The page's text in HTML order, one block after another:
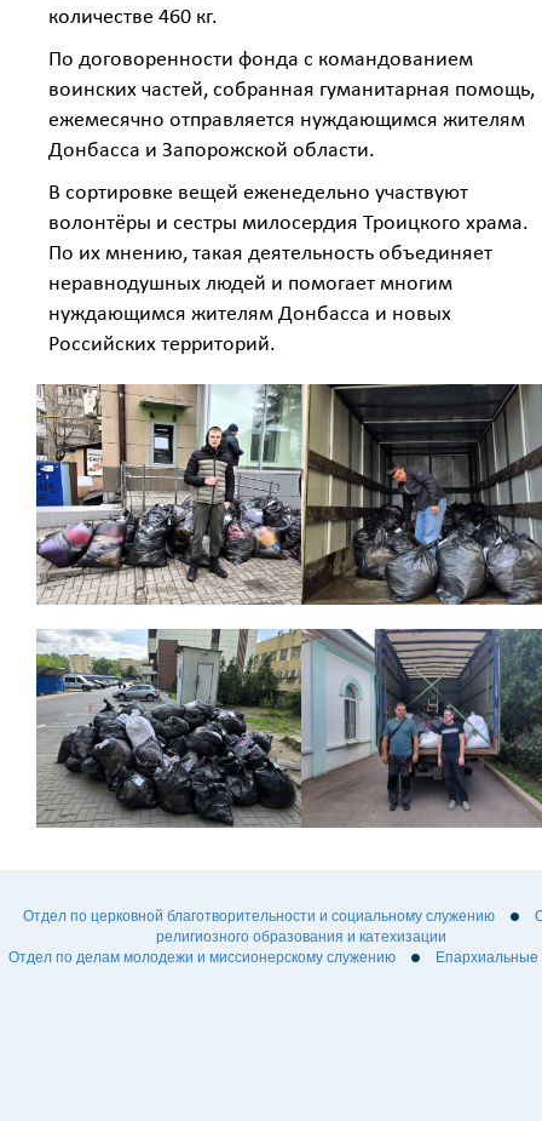
количестве 460 кг.
По договоренности фонда с командованием
воинских частей, собранная гуманитарная помощь,
ежемесячно отправляется нуждающимся жителям
Донбасса и Запорожской области.
В сортировке вещей еженедельно участвуют
волонтёры и сестры милосердия Троицкого храма.
По их мнению, такая деятельность объединяет
неравнодушных людей и помогает многим
нуждающимся жителям Донбасса и новых
Российских территорий.
Отдел по церковной благотворительности и социальному служению
религиозного образования и катехизации
Отдел по делам молодежи и миссионерскому служению
Епархиальные